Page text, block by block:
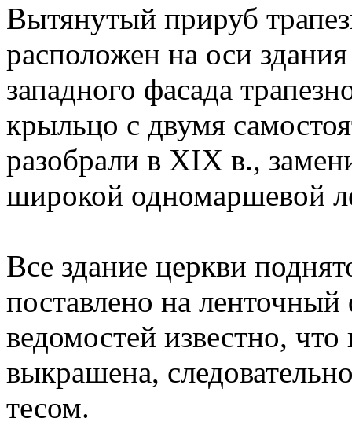
Вытянутый прируб
расположен на оси
западного фасада
крыльцо с двумя
разобрали в XIX в.,
широкой одномаршевой
Все здание церкви
поставлено на
ведомостей известно,
выкрашена,
тесом.